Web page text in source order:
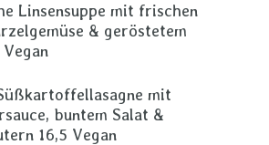
Linsensuppe mit frischen
& geröstetem
mit
buntem Salat &
16,5 Vegan